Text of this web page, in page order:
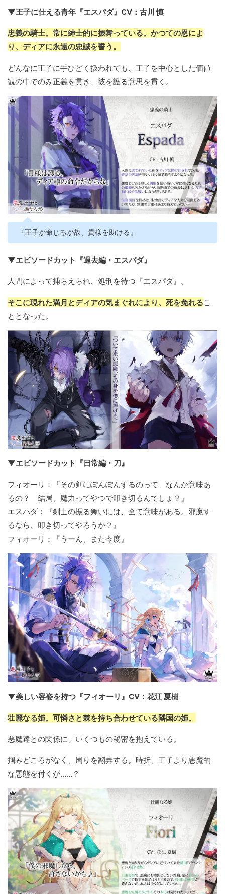
▼王子に仕える青年『エスパダ』CV：古川 慎
忠義の騎士。常に紳士的に振舞っている。かつての恩によ
り、ディアに永遠の忠誠を誓う。
どんなに王子に手ひどく扱われても、王子を中心とした価値
観の中でのみ正義を貫き、彼を護る意思を貫く。
『王子が命じるが故、貴様を助ける』
▼エピソードカット『過去編・エスパダ』
人間によって捕らえられ、処刑を待つ『エスパダ』。
そこに現れた満月とディアの気まぐれにより、死を免れるこ
ととなった。
▼エピソードカット『日常編・刀』
フィオーリ：『その剣にぽんぽんするのって、なんか意味あ
るの？ 結局、魔力ってやつで叩き切るんでしょ？』
エスパダ：『剣士の振る舞いには、全て意味がある。邪魔す
るなら、叩き切ってやろうか？』
フィオーリ：『うーん、また今度』
▼美しい容姿を持つ『フィオーリ』CV：花江 夏樹
壮麗なる姫。可憐さと棘を持ち合わせている隣国の姫。
悪魔達との関係に、いくつもの秘密を抱えている。
掴みどころがなく、周りを翻弄する。時折、王子より悪魔的
な悪態を付くが……？